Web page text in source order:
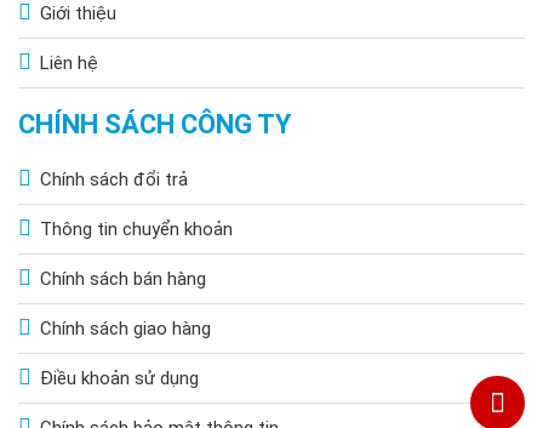
Giới thiệu
Liên hệ
CHÍNH SÁCH CÔNG TY
Chính sách đổi trả
Thông tin chuyển khoản
Chính sách bán hàng
Chính sách giao hàng
Điều khoản sử dụng